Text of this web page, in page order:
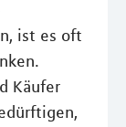
ist es oft
Käufer